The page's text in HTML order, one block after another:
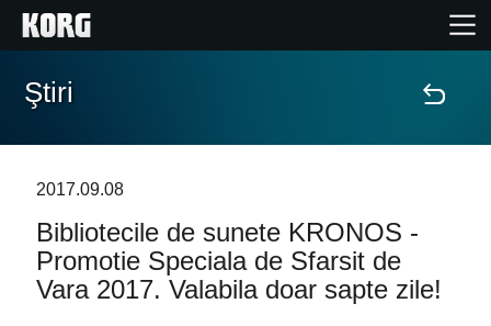
În Prim Plan
Eveniment
Ştiri
2017.09.08
Bibliotecile de sunete KRONOS -
Promotie Speciala de Sfarsit de
Vara 2017. Valabila doar sapte zile!